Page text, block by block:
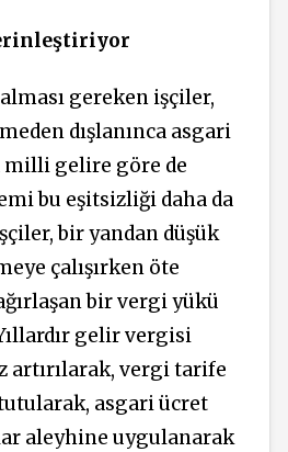
gereken işçiler,
dışlanınca asgari
milli gelire göre de
bu eşitsizliği daha da
bir yandan düşük
çalışırken öte
bir vergi yükü
gelir vergisi
vergi tarife
asgari ücret
aleyhine uygulanarak